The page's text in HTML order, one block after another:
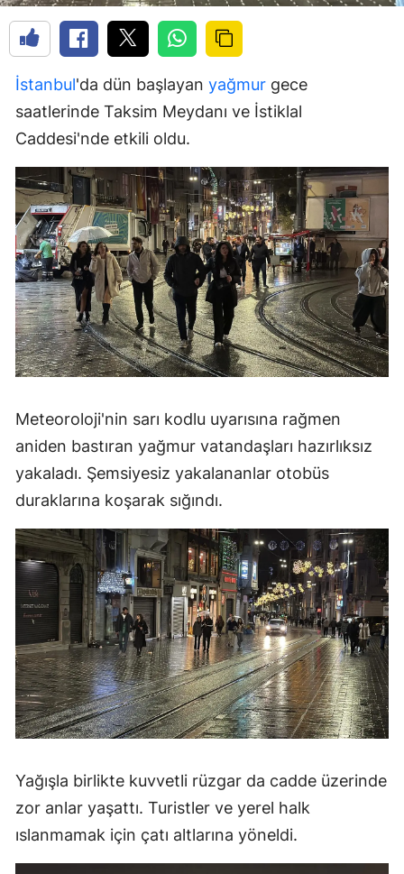
İstanbul'da dün başlayan yağmur gece
saatlerinde Taksim Meydanı ve İstiklal
Caddesi'nde etkili oldu.
Meteoroloji'nin sarı kodlu uyarısına rağmen
aniden bastıran yağmur vatandaşları hazırlıksız
yakaladı. Şemsiyesiz yakalananlar otobüs
duraklarına koşarak sığındı.
Yağışla birlikte kuvvetli rüzgar da cadde üzerinde
zor anlar yaşattı. Turistler ve yerel halk
ıslanmamak için çatı altlarına yöneldi.